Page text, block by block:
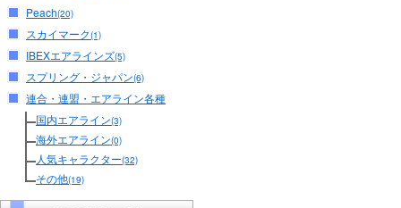
Peach(20)
スカイマーク(1)
IBEXエアラインズ(5)
スプリング・ジャパン(6)
連合・連盟・エアライン各種
国内エアライン(3)
海外エアライン(0)
人気キャラクター(32)
その他(19)